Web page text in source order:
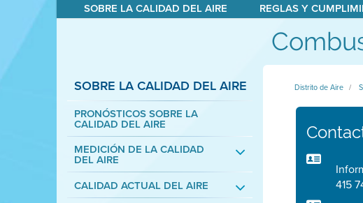
SOBRE LA CALIDAD DEL AIRE
REGLAS Y
SOBRE LA CALIDAD DEL AIRE
PRONÓSTICOS SOBRE LA
CALIDAD DEL AIRE
MEDICIÓN DE LA CALIDAD
DEL AIRE
CALIDAD ACTUAL DEL AIRE
Distrito de Aire
415